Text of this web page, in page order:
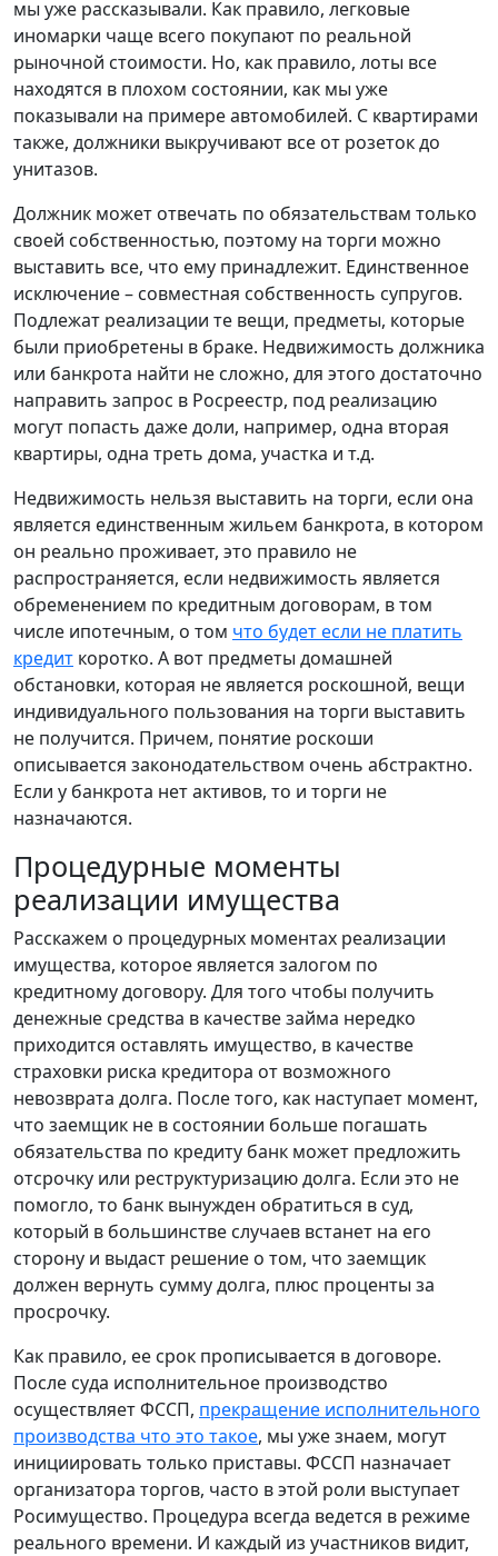
мы уже рассказывали. Как правило, легковые
иномарки чаще всего покупают по реальной
рыночной стоимости. Но, как правило, лоты все
находятся в плохом состоянии, как мы уже
показывали на примере автомобилей. С квартирами
также, должники выкручивают все от розеток до
унитазов.
Должник может отвечать по обязательствам только
своей собственностью, поэтому на торги можно
выставить все, что ему принадлежит. Единственное
исключение – совместная собственность супругов.
Подлежат реализации те вещи, предметы, которые
были приобретены в браке. Недвижимость должника
или банкрота найти не сложно, для этого достаточно
направить запрос в Росреестр, под реализацию
могут попасть даже доли, например, одна вторая
квартиры, одна треть дома, участка и т.д.
Недвижимость нельзя выставить на торги, если она
является единственным жильем банкрота, в котором
он реально проживает, это правило не
распространяется, если недвижимость является
обременением по кредитным договорам, в том
числе ипотечным, о том что будет если не платить
кредит коротко. А вот предметы домашней
обстановки, которая не является роскошной, вещи
индивидуального пользования на торги выставить
не получится. Причем, понятие роскоши
описывается законодательством очень абстрактно.
Если у банкрота нет активов, то и торги не
назначаются.
Процедурные моменты
реализации имущества
Расскажем о процедурных моментах реализации
имущества, которое является залогом по
кредитному договору. Для того чтобы получить
денежные средства в качестве займа нередко
приходится оставлять имущество, в качестве
страховки риска кредитора от возможного
невозврата долга. После того, как наступает момент,
что заемщик не в состоянии больше погашать
обязательства по кредиту банк может предложить
отсрочку или реструктуризацию долга. Если это не
помогло, то банк вынужден обратиться в суд,
который в большинстве случаев встанет на его
сторону и выдаст решение о том, что заемщик
должен вернуть сумму долга, плюс проценты за
просрочку.
Как правило, ее срок прописывается в договоре.
После суда исполнительное производство
осуществляет ФССП, прекращение исполнительного
производства что это такое, мы уже знаем, могут
инициировать только приставы. ФССП назначает
организатора торгов, часто в этой роли выступает
Росимущество. Процедура всегда ведется в режиме
реального времени. И каждый из участников видит,